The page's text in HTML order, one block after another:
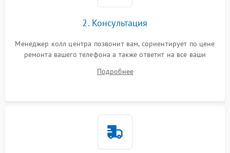
2. Консультация
Менеджер колл центра позвонит вам, сориентирует по цене
ремонта вашего телефона а также ответит на все ваши
Подробнее